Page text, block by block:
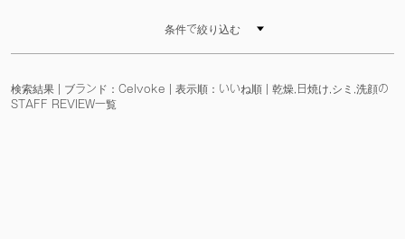
条件で絞り込む
検索結果 | ブランド：Celvoke | 表示順：いいね順 | 乾燥,日焼け,シミ,洗顔の
STAFF REVIEW一覧